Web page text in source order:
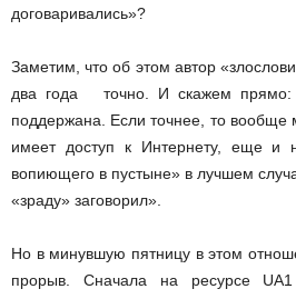
договаривались»?
Заметим, что об этом автор
два года ­ точно. И скажем
поддержана. Если точнее, то вообще
имеет доступ к Интернету, еще и
вопиющего в пустыне» в лучшем
«зраду» заговорил».
Но в минувшую пятницу в этом
прорыв. Сначала на ресурсе